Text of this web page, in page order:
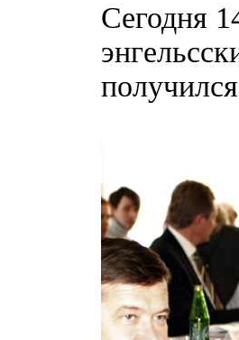
Сегодня